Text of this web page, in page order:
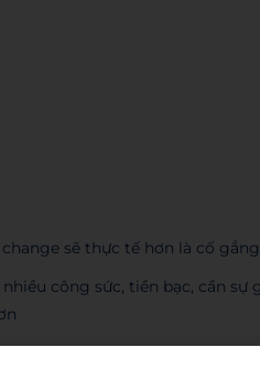
sẽ thực tế hơn là cố
công sức, tiền bạc, cần sự
sử dụng nhiều máy lạnh hơn